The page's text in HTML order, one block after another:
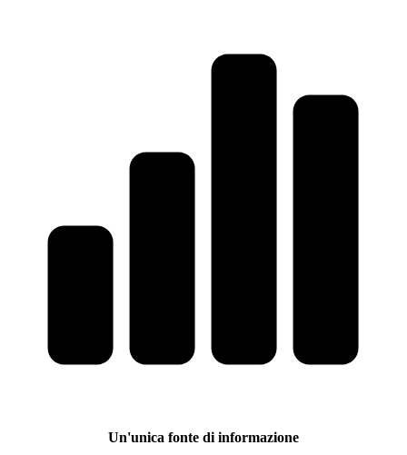
Un'unica fonte di informazione